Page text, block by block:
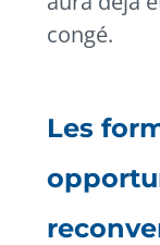
congé.
Les